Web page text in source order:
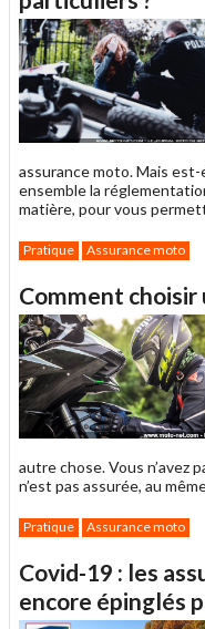
assurance moto. Mais
ensemble la
matière, pour vous
Pratique Assurance moto
Comment choisir
autre chose. Vous n’avez
n’est pas assurée, au
Pratique Assurance moto
Covid-19 : les
encore épinglés